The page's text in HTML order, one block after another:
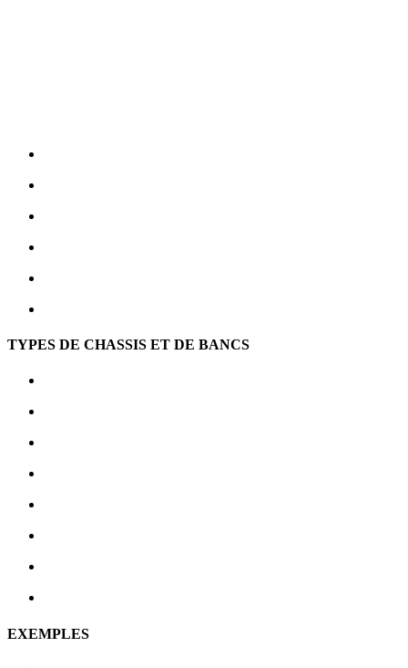
TYPES DE CHASSIS ET DE BANCS
EXEMPLES